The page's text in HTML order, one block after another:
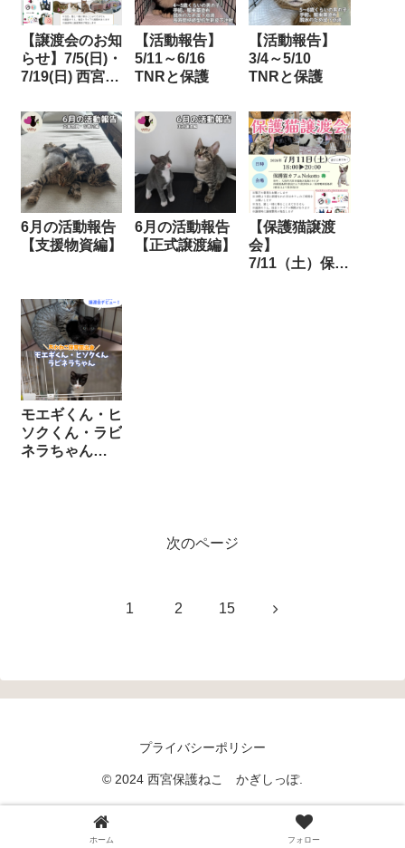
【譲渡会のお知
らせ】7/5(日)・
7/19(日) 西宮浜
【活動報告】
5/11～6/16
TNRと保護
【活動報告】
3/4～5/10
TNRと保護
6月の活動報告
【支援物資編】
6月の活動報告
【正式譲渡編】
【保護猫譲渡
会】
7/11（土）保護
モエギくん・ヒ
ソクくん・ラビ
ネラちゃん
次のページ
1 2 15 次
プライバシーポリシー
© 2024 西宮保護ねこ かぎしっぽ.
ホーム フォロー